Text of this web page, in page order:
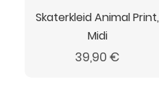
Skaterkleid Animal Print,
Midi
39,90€